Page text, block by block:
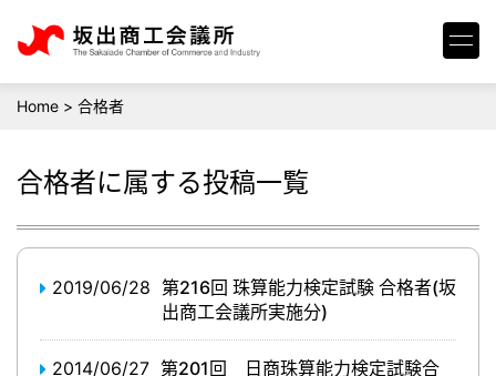
Home > 合格者
合格者に属する投稿一覧
2019/06/28 第216回 珠算能力検定試験 合格者(坂
出商工会議所実施分)
2014/06/27 第201回 日商珠算能力検定試験合